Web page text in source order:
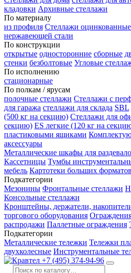
кладовки Архивные стеллажи
По материалу
из профиля Стеллажи оцинкованные
нержавеющей стали
По конструкции
открытые односторонние сборные
стенки безболтовые Угловые
По исполнению
стационарные
По полкам / ярусам
полочные стеллажи Стеллажи с
для гаража стеллажи для склада SBL
(500 кг на секцию) Стеллажи для
секцию) ES легкие (120 кг на
пластиковыми ящиками
аксессуары
Металлические шкафы для
Кассетницы Тумбы
мебель Картотеки больших форматов
Подкатегории
Мезонины Фронтальные стеллажи
Консольные стеллажи
Кронштейны, держатели,
торгового оборудования
распродажи Паллетные ограждения
Подкатегории
Металлические тележки Тележки
двухколесные Инструментальные
+7 (495) 374-94-96